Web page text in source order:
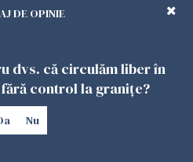
DE OPINIE
dvs. că circulăm liber în
control la granițe?
Nu